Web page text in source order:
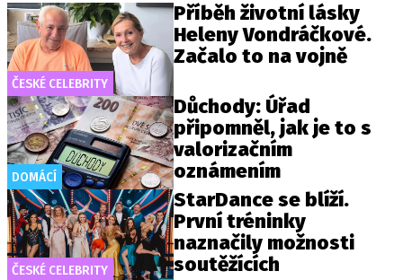
ČESKÉ CELEBRITY
Příběh životní lásky
Heleny Vondráčkové.
Začalo to na vojně
DOMÁCÍ
Důchody: Úřad
připomněl, jak je to s
valorizačním
oznámením
ČESKÉ CELEBRITY
StarDance se blíží.
První tréninky
naznačily možnosti
soutěžících